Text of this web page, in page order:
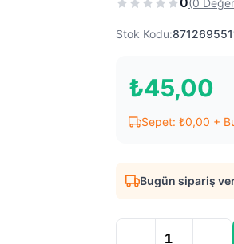
Stok Kodu:
₺45,00
Sepet: ₺0,00 +
Bugün sipariş